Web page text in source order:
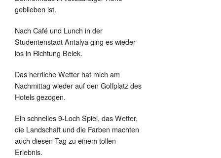
geblieben ist.
Nach Café und Lunch in der
Studentenstadt Antalya ging es wieder
los in Richtung Belek.
Das herrliche Wetter hat mich am
Nachmittag wieder auf den Golfplatz des
Hotels gezogen.
Ein schnelles 9-Loch Spiel, das Wetter,
die Landschaft und die Farben machten
auch diesen Tag zu einem tollen
Erlebnis.